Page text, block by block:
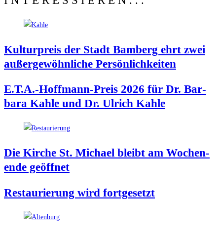
Kul­tur­preis der Stadt Bam­berg ehrt zwei
außer­ge­wöhn­li­che Persönlichkeiten
E.T.A.-Hoffmann-Preis 2026 für Dr. Bar­
ba­ra Kah­le und Dr. Ulrich Kahle
Die Kir­che St. Micha­el bleibt am Wochen­
en­de geöffnet
Restau­rie­rung wird fortgesetzt